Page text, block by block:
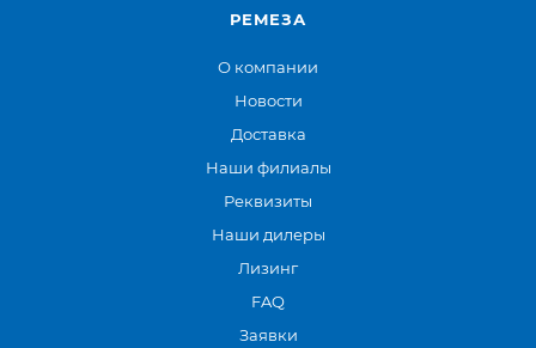
РЕМЕЗА
О компании
Новости
Доставка
Наши филиалы
Реквизиты
Наши дилеры
Лизинг
FAQ
Заявки